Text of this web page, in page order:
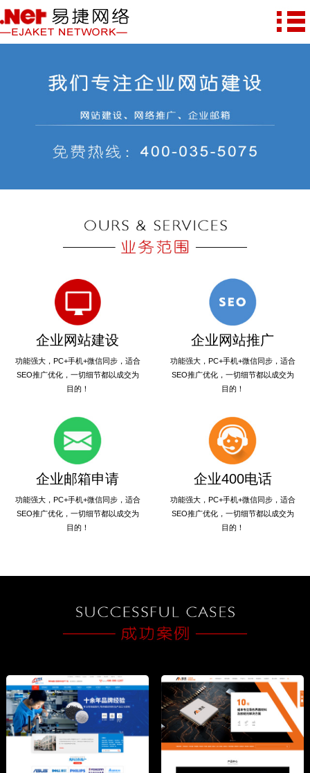
企业网站建设
功能强大，PC+手机+微信同步，适合
SEO推广优化，一切细节都以成交为
目的！
企业网站推广
功能强大，PC+手机+微信同步，适合
SEO推广优化，一切细节都以成交为
目的！
企业邮箱申请
功能强大，PC+手机+微信同步，适合
SEO推广优化，一切细节都以成交为
目的！
企业400电话
功能强大，PC+手机+微信同步，适合
SEO推广优化，一切细节都以成交为
目的！